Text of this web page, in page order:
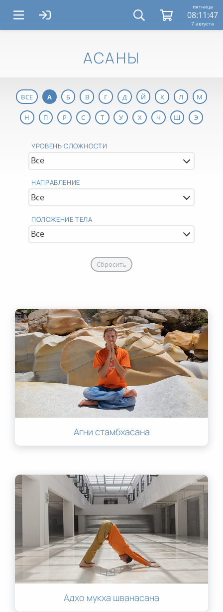
пятница
08:11:48
7 августа
АСАНЫ
ВСЕ А Б В Г Д Й К Л М
Н П Р С Т У Х Ч Ш Э
УРОВЕНЬ СЛОЖНОСТИ
НАПРАВЛЕНИЕ
ПОЛОЖЕНИЕ ТЕЛА
Сбросить
Агни стамбхасана
Адхо мукха шванасана